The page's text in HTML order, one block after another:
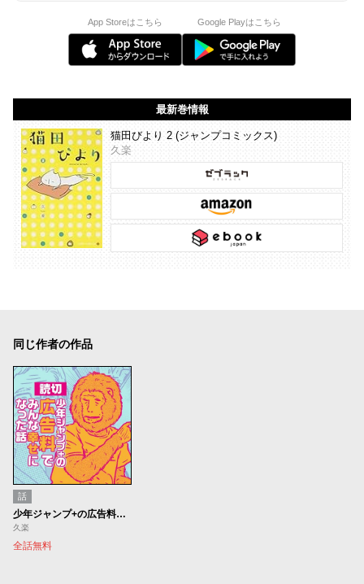
App Storeはこちら Google Playはこちら
最新巻情報
猫田びより 2 (ジャンプコミックス)
久楽
同じ作者の作品
話
少年ジャンプ+の広告料でみんな幸せになった話
久楽
全話無料